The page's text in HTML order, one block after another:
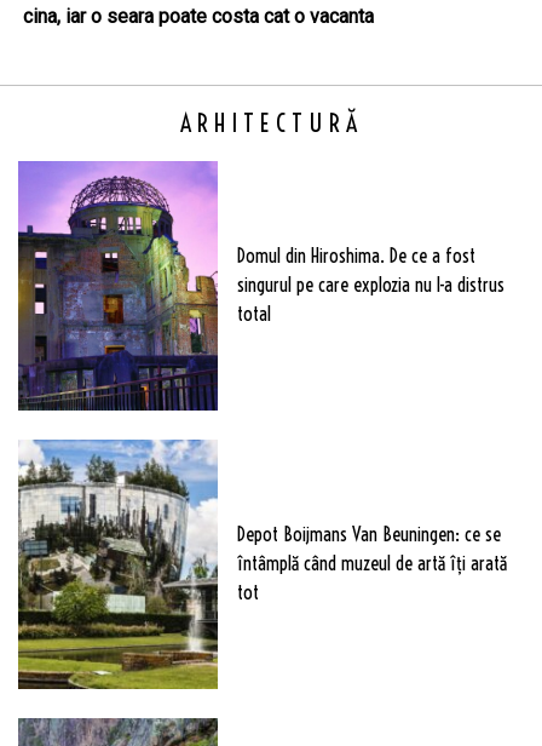
cina, iar o seara poate costa cat o vacanta
ARHITECTURĂ
Domul din Hiroshima. De ce a fost
singurul pe care explozia nu l-a distrus
total
Depot Boijmans Van Beuningen: ce se
întâmplă când muzeul de artă îți arată
tot